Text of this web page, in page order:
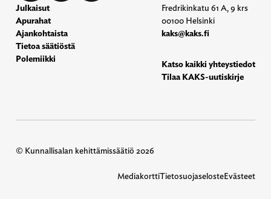
Julkaisut
Apurahat
Ajankohtaista
Tietoa säätiöstä
Polemiikki
Fredrikinkatu 61 A, 9 krs
00100 Helsinki
kaks@kaks.fi
Katso kaikki yhteystiedot
Tilaa KAKS-uutiskirje
© Kunnallisalan kehittämissäätiö 2026
MediakorttiTietosuojaselosteEvästeet